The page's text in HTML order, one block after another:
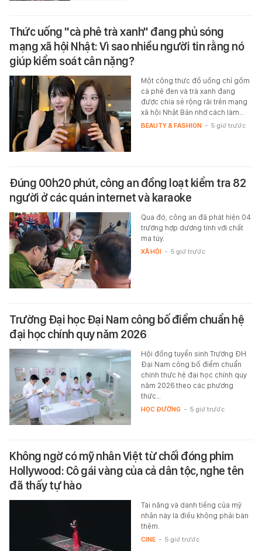
Thức uống "cà phê trà xanh" đang phủ sóng
mạng xã hội Nhật: Vì sao nhiều người tin rằng nó
giúp kiểm soát cân nặng?
Một công thức đồ uống chỉ gồm
cà phê đen và trà xanh đang
được chia sẻ rộng rãi trên mạng
xã hội Nhật Bản nhờ cách làm…
BEAUTY & FASHION - 5 giờ trước
Đúng 00h20 phút, công an đồng loạt kiểm tra 82
người ở các quán internet và karaoke
Qua đó, công an đã phát hiện 04
trường hợp dương tính với chất
ma túy.
XÃ HỘI - 5 giờ trước
Trường Đại học Đại Nam công bố điểm chuẩn hệ
đại học chính quy năm 2026
Hội đồng tuyển sinh Trường ĐH
Đại Nam công bố điểm chuẩn
chính thức hệ đại học chính quy
năm 2026 theo các phương
thức…
HỌC ĐƯỜNG - 5 giờ trước
Không ngờ có mỹ nhân Việt từ chối đóng phim
Hollywood: Cô gái vàng của cả dân tộc, nghe tên
đã thấy tự hào
Tài năng và danh tiếng của mỹ
nhân này là điều không phải bàn
thêm.
CINE - 5 giờ trước